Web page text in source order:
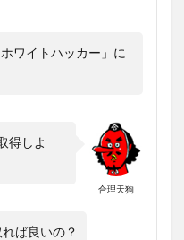
ワイトハッカー」に
合理天狗
得しよ
ば良いの？